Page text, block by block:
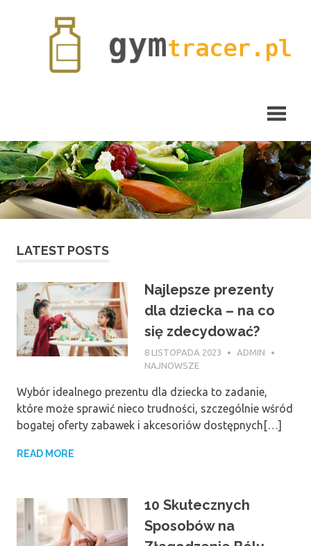
LATEST POSTS
Najlepsze prezenty
dla dziecka – na co
się zdecydować?
8 LISTOPADA 2023
ADMIN
NAJNOWSZE
Wybór idealnego prezentu dla dziecka to zadanie,
które może sprawić nieco trudności, szczególnie wśród
bogatej oferty zabawek i akcesoriów dostępnych[…]
READ MORE
10 Skutecznych
Sposobów na